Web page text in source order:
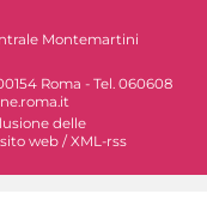
Montemartini
Roma - Tel. 060608
delle
web / XML-rss